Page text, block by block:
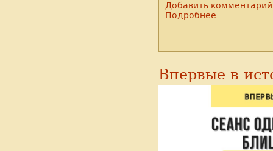
Добавить комментарий
Подробнее
Впервые в